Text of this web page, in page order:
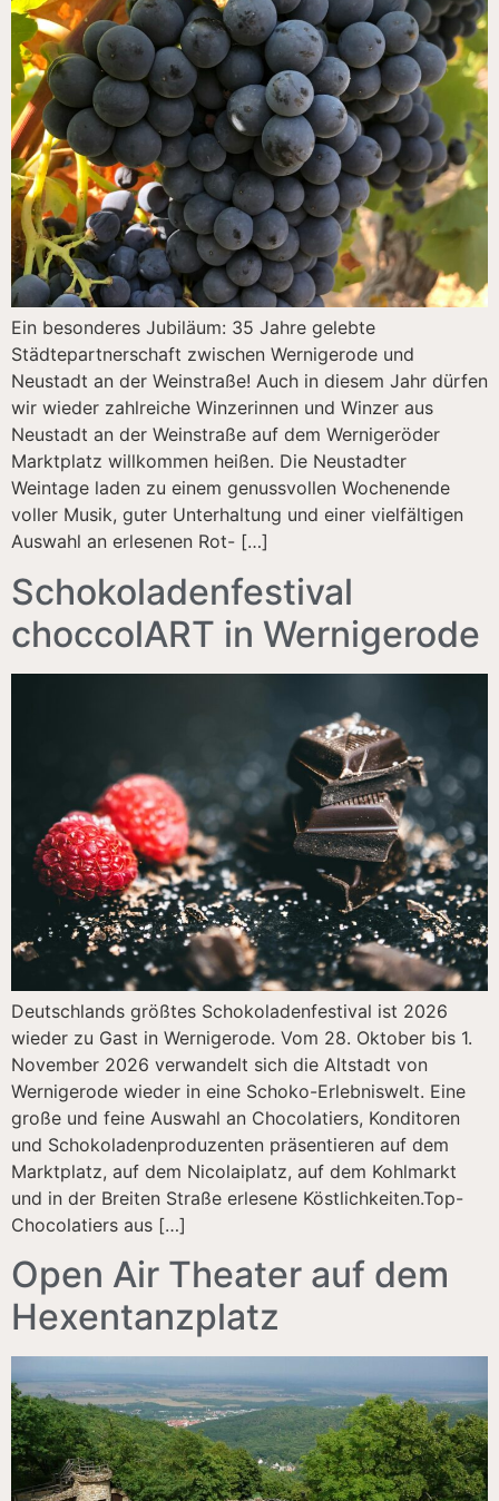
Ein besonderes Jubiläum: 35 Jahre gelebte
Städtepartnerschaft zwischen Wernigerode und
Neustadt an der Weinstraße! Auch in diesem Jahr dürfen
wir wieder zahlreiche Winzerinnen und Winzer aus
Neustadt an der Weinstraße auf dem Wernigeröder
Marktplatz willkommen heißen. Die Neustadter
Weintage laden zu einem genussvollen Wochenende
voller Musik, guter Unterhaltung und einer vielfältigen
Auswahl an erlesenen Rot- […]
Schokoladenfestival
choccolART in Wernigerode
Deutschlands größtes Schokoladenfestival ist 2026
wieder zu Gast in Wernigerode. Vom 28. Oktober bis 1.
November 2026 verwandelt sich die Altstadt von
Wernigerode wieder in eine Schoko-Erlebniswelt. Eine
große und feine Auswahl an Chocolatiers, Konditoren
und Schokoladenproduzenten präsentieren auf dem
Marktplatz, auf dem Nicolaiplatz, auf dem Kohlmarkt
und in der Breiten Straße erlesene Köstlichkeiten.Top-
Chocolatiers aus […]
Open Air Theater auf dem
Hexentanzplatz